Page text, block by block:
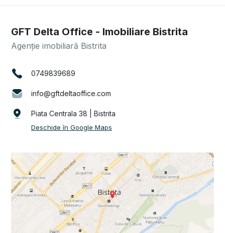
GFT Delta Office - Imobiliare Bistrita
Agenție imobiliară Bistrita
0749839689
info@gftdeltaoffice.com
Piata Centrala 38 | Bistrita
Deschide în Google Maps